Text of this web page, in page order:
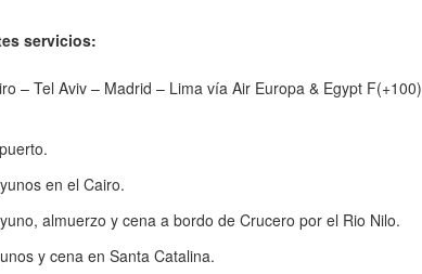
servicios:
– Tel Aviv – Madrid – Lima vía Air Europa & Egypt F(+100)
en el Cairo.
almuerzo y cena a bordo de Crucero por el Rio Nilo.
y cena en Santa Catalina.